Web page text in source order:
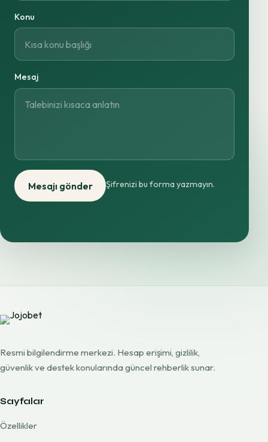
Konu
Mesaj
Mesajı gönder Şifrenizi bu forma yazmayın.
Resmi bilgilendirme merkezi. Hesap erişimi, gizlilik,
güvenlik ve destek konularında güncel rehberlik sunar.
Sayfalar
Özellikler